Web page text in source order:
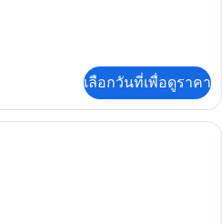
เลือกวันที่เพื่อดูราคา
ห้องจูเนียร์สวีท | เครื่องนอนระดับพรี